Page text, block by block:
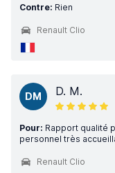
Contre: Rien
Renault Clio
DM D. M.
Pour: Rapport qualité
personnel très
Renault Clio